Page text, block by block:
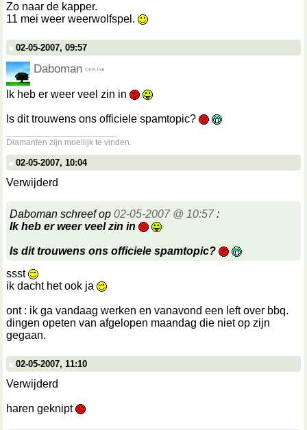
Zo naar de kapper.
11 mei weer weerwolfspel.
02-05-2007, 09:57
Daboman
Ik heb er weer veel zin in
Is dit trouwens ons officiele spamtopic?
Diamanten zijn moeilijk te vinden.
02-05-2007, 10:04
Verwijderd
Daboman schreef op 02-05-2007 @ 10:57:
Ik heb er weer veel zin in
Is dit trouwens ons officiele spamtopic?
ssst
ik dacht het ook ja
ont : ik ga vandaag werken en vanavond een left over bbq.
dingen opeten van afgelopen maandag die niet op zijn
gegaan.
02-05-2007, 11:10
Verwijderd
haren geknipt